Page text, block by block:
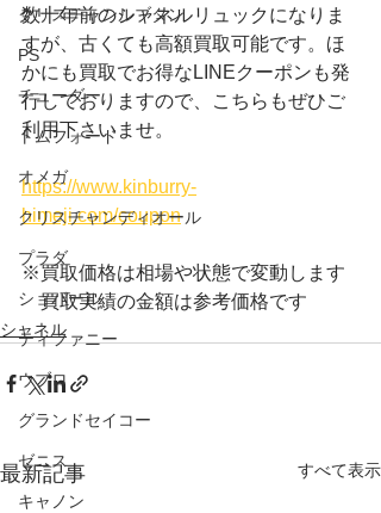
クリスチャンルブタン
PS
チューダー
トムフォード
オメガ
クリスチャンディオール
プラダ
ショパール
ティファニー
ウブロ
グランドセイコー
ゼニス
キャノン
数十年前のシャネルリュックになりま
すが、古くても高額買取可能です。ほ
かにも買取でお得なLINEクーポンも発
行しておりますので、こちらもぜひご
利用下さいませ。
https://www.kinburry-
himeji.com/coupon
※買取価格は相場や状態で変動します
買取実績の金額は参考価格です
シャネル
最新記事 すべて表示